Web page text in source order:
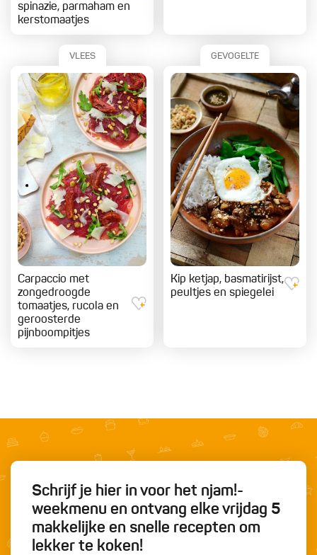
spinazie, parmaham en
kerstomaatjes
VLEES
Carpaccio met
zongedroogde
tomaatjes, rucola en
geroosterde
pijnboompitjes
GEVOGELTE
Kip ketjap, basmatirijst,
peultjes en spiegelei
Schrijf je hier in voor het njam!-
weekmenu en ontvang elke vrijdag 5
makkelijke en snelle recepten om
lekker te koken!